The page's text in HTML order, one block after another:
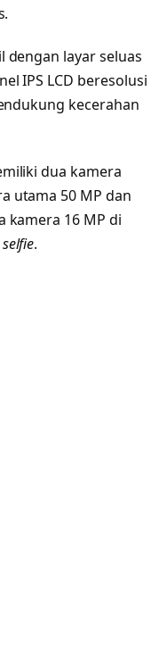
layar seluas
IPS LCD beresolusi
kecerahan
dua kamera
utama 50 MP dan
kamera 16 MP di
selfie.